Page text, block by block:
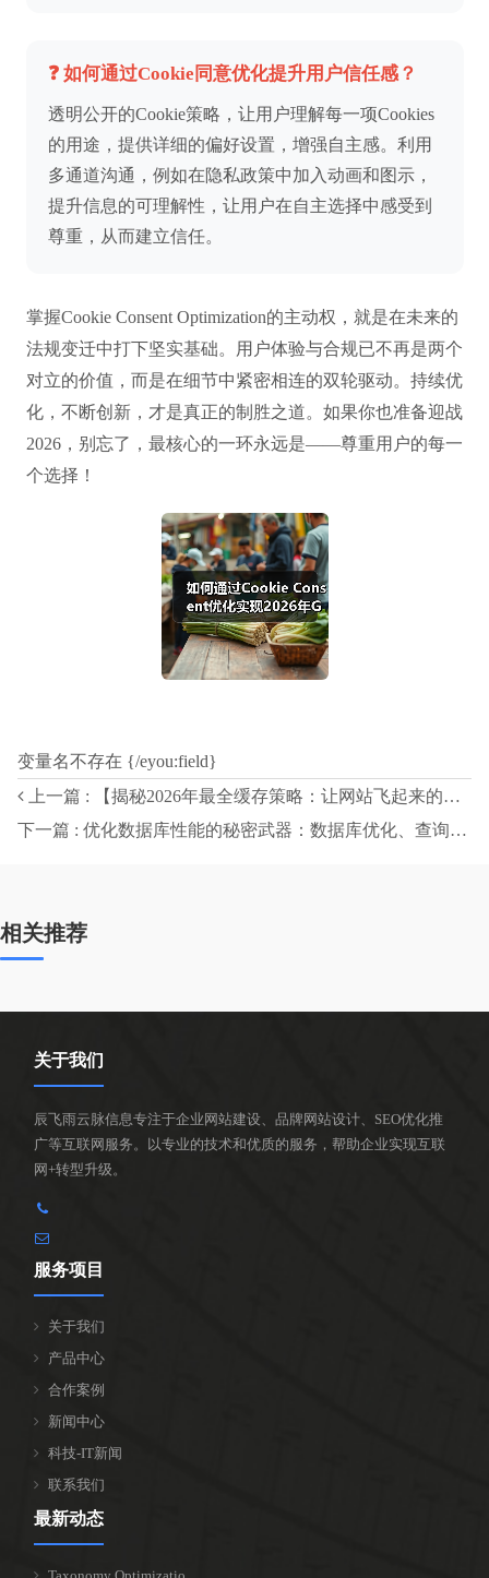
❓ 如何通过Cookie同意优化提升用户信任感？
透明公开的Cookie策略，让用户理解每一项Cookies
的用途，提供详细的偏好设置，增强自主感。利用
多通道沟通，例如在隐私政策中加入动画和图示，
提升信息的可理解性，让用户在自主选择中感受到
尊重，从而建立信任。
掌握Cookie Consent Optimization的主动权，就是在未来的
法规变迁中打下坚实基础。用户体验与合规已不再是两个
对立的价值，而是在细节中紧密相连的双轮驱动。持续优
化，不断创新，才是真正的制胜之道。如果你也准备迎战
2026，别忘了，最核心的一环永远是——尊重用户的每一
个选择！
变量名不存在 {/eyou:field}
上一篇 : 【揭秘2026年最全缓存策略：让网站飞起来的秘籍】
下一篇 : 优化数据库性能的秘密武器：数据库优化、查询优化与索引建立揭秘
相关推荐
关于我们
辰飞雨云脉信息专注于企业网站建设、品牌网站设计、SEO优化推
广等互联网服务。以专业的技术和优质的服务，帮助企业实现互联
网+转型升级。
服务项目
关于我们
产品中心
合作案例
新闻中心
科技-IT新闻
联系我们
最新动态